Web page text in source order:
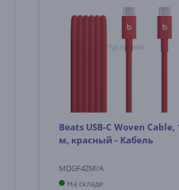
Beats USB-C Woven Cable,
м, красный - Кабель
MDGF4ZM/A
На складе